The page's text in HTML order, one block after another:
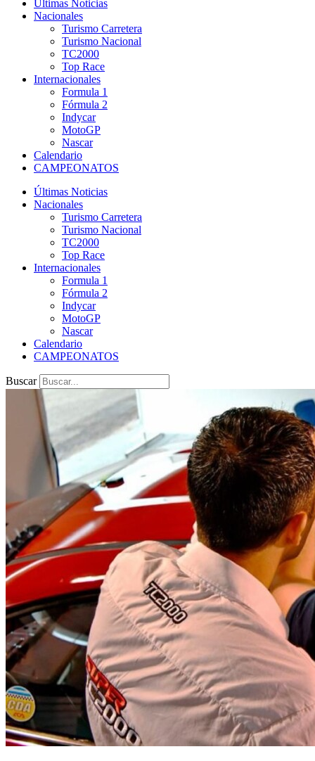
Últimas Noticias
Nacionales
Turismo Carretera
Turismo Nacional
TC2000
Top Race
Internacionales
Formula 1
Fórmula 2
Indycar
MotoGP
Nascar
Calendario
CAMPEONATOS
Últimas Noticias
Nacionales
Turismo Carretera
Turismo Nacional
TC2000
Top Race
Internacionales
Formula 1
Fórmula 2
Indycar
MotoGP
Nascar
Calendario
CAMPEONATOS
Buscar